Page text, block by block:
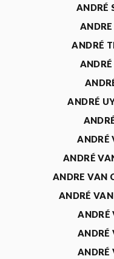
ANDRÉ
ANDRE
ANDRÉ
ANDRÉ
ANDRÉ
ANDRÉ
ANDRE VAN
ANDRÉ
ANDRÉ
ANDRÉ
ANDRÉ